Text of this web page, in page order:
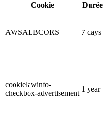
Cookie
Durée
AWSALBCORS 7 days
cookielawinfo-
checkbox-advertisement
1 year